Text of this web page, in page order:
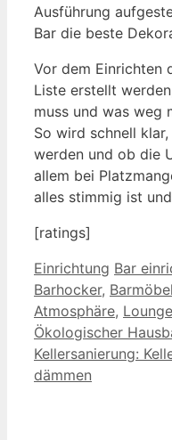
Ausführung
Bar die beste
Vor dem Einrichten
Liste erstellt
muss und was weg
So wird schnell
werden und ob die
allem bei
alles stimmig ist
[ratings]
Kategorien
Einrichtung Bar
Barhocker, Barmöbel
Atmosphäre,
Ökologischer
Kellersanierung:
dämmen